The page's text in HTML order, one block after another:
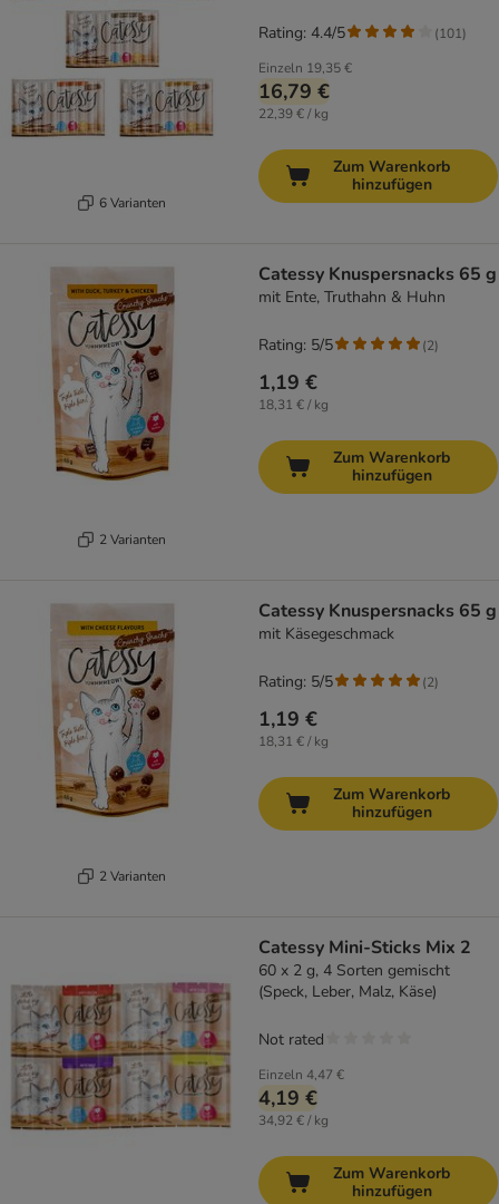
6 Varianten
Einzeln 19,35 €
16,79 €
22,39 € / kg
Rating: 4.4/5 (101)
Zum Warenkorb
hinzufügen
2 Varianten
Catessy Knuspersnacks 65 g
mit Ente, Truthahn & Huhn
1,19 €
18,31 € / kg
Rating: 5/5 (2)
Zum Warenkorb
hinzufügen
2 Varianten
Catessy Knuspersnacks 65 g
mit Käsegeschmack
1,19 €
18,31 € / kg
Rating: 5/5 (2)
Zum Warenkorb
hinzufügen
Catessy Mini-Sticks Mix 2
60 x 2 g, 4 Sorten gemischt
(Speck, Leber, Malz, Käse)
Einzeln 4,47 €
4,19 €
34,92 € / kg
Not rated
Zum Warenkorb
hinzufügen